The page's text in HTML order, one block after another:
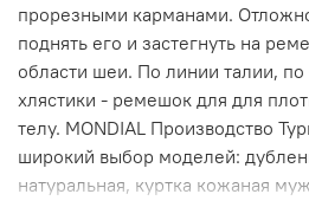
прорезными карманами.
поднять его и застегнуть на
области шеи. По линии талии,
хлястики - ремешок для для
телу. MONDIAL Производство
широкий выбор моделей:
натуральная, куртка кожаная